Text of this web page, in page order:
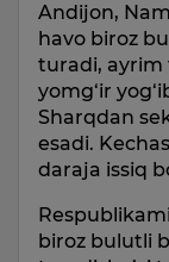
Andijon,
havo biroz
turadi,
yomg‘ir
Sharqdan
esadi.
daraja issiq
biroz bulutli